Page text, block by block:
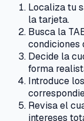
Localiza tu
la tarjeta.
Busca la
condiciones
Decide la
forma
Introduce
Revisa el
intereses